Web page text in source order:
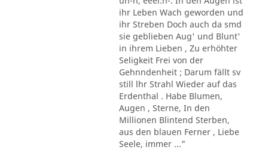
ihr Leben Wach geworden und
ihr Streben Doch auch da smd
sie geblieben Aug' und Blunt'
in ihrem Lieben , Zu erhöhter
Seligkeit Frei von der
Gehnndenheit ; Darum fällt sv
still lhr Strahl Wieder auf das
Erdenthal . Habe Blumen,
Augen , Sterne, In den
Millionen Blintend Sterben,
aus den blauen Ferner , Liebe
Seele, immer ..."